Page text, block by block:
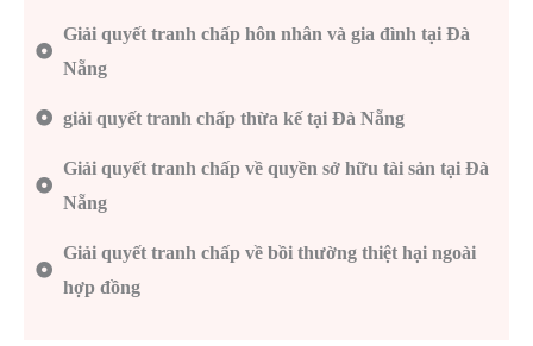
Giải quyết tranh chấp hôn nhân và gia đình tại Đà
Nẵng
giải quyết tranh chấp thừa kế tại Đà Nẵng
Giải quyết tranh chấp về quyền sở hữu tài sản tại Đà
Nẵng
Giải quyết tranh chấp về bồi thường thiệt hại ngoài
hợp đồng